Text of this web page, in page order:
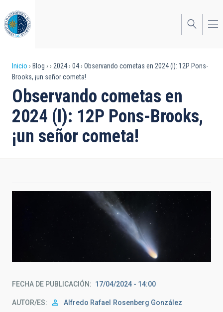
al
contenido
principal
Sobrescribir
enlaces
de
ayuda
a
Inicio Blog 2024 04
Observando cometas en 2024 (I): 12P Pons-
Brooks, ¡un señor cometa!
Observando cometas en
2024 (I): 12P Pons-Brooks,
¡un señor cometa!
El cometa 12P Pons-Brooks tomado el 7 de abril con el
Astrógrafo STC. (Créditos: Daniel López / IAC).
FECHA DE PUBLICACIÓN 17/04/2024 - 14:00
AUTOR/ES Alfredo Rafael
Rosenberg González